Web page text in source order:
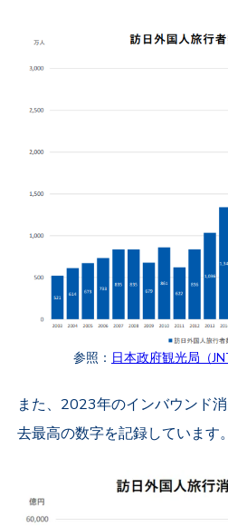
参照： 日本政府観光局（
また、2023年のインバウンド
去最高の数字を記録しています。